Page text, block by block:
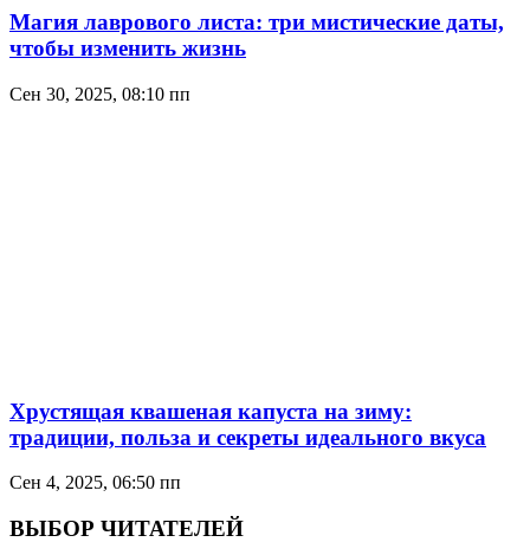
Магия лаврового листа: три мистические даты,
чтобы изменить жизнь
Сен 30, 2025, 08:10 пп
Хрустящая квашеная капуста на зиму:
традиции, польза и секреты идеального вкуса
Сен 4, 2025, 06:50 пп
ВЫБОР ЧИТАТЕЛЕЙ